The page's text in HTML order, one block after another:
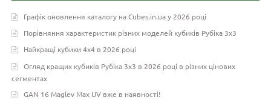
Графік оновлення каталогу на Cubes.in.ua у 2026 році
Порівняння характеристик різних моделей кубиків Рубіка 3х3
Найкращі кубики 4х4 в 2026 році
Огляд кращих кубиків Рубіка 3х3 в 2026 році в різних цінових
сегментах
GAN 16 Maglev Max UV вже в наявності!